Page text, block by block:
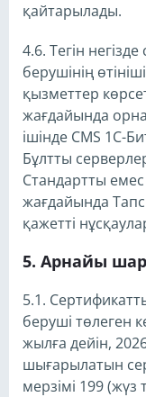
қайтарылады.
4.6. Тегін
берушінің
қызметтер
жағдайында
ішінде CMS 1C-
Бұлтты
Стандартты
жағдайында
қажетті
Арнайы
5.1.
беруші төлеген
жылға дейін,
шығарылатын
мерзімі 199 (жүз